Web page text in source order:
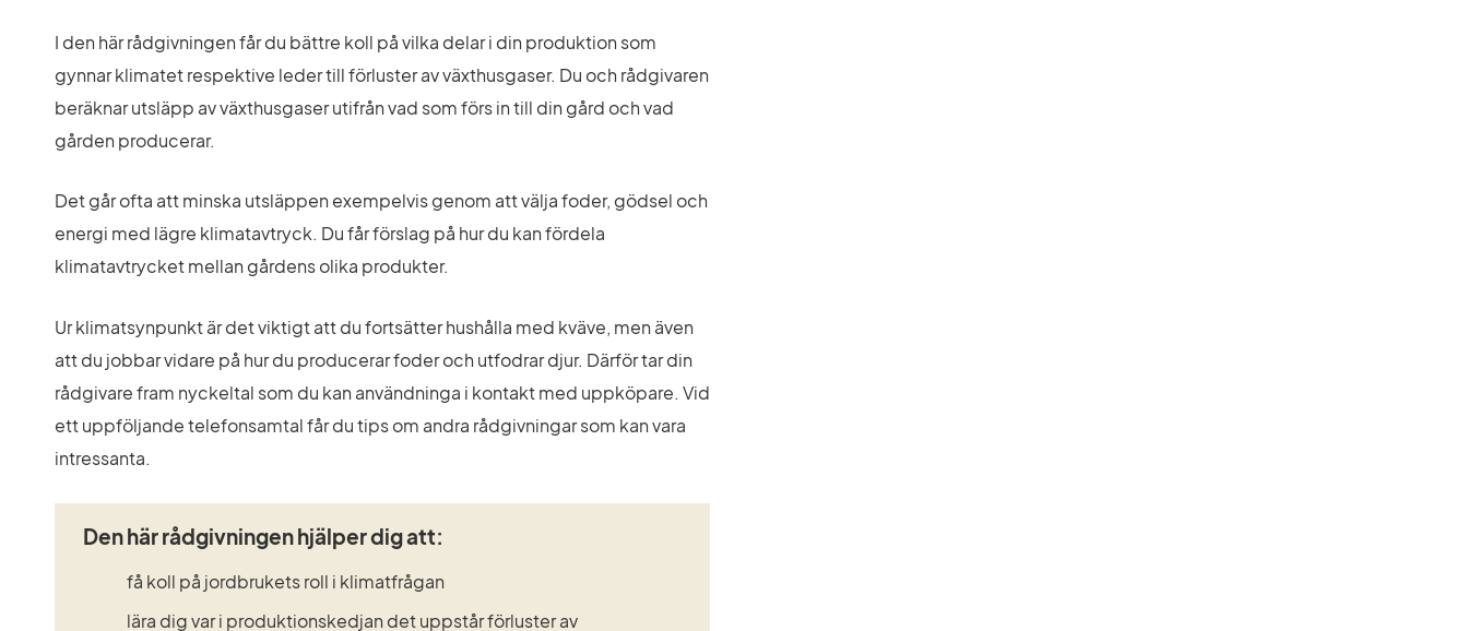
I den här rådgivningen får du bättre koll på vilka delar i din produktion som
gynnar klimatet respektive leder till förluster av växthusgaser. Du och rådgivaren
beräknar utsläpp av växthusgaser utifrån vad som förs in till din gård och vad
gården producerar.
Det går ofta att minska utsläppen exempelvis genom att välja foder, gödsel och
energi med lägre klimatavtryck. Du får förslag på hur du kan fördela
klimatavtrycket mellan gårdens olika produkter.
Ur klimatsynpunkt är det viktigt att du fortsätter hushålla med kväve, men även
att du jobbar vidare på hur du producerar foder och utfodrar djur. Därför tar din
rådgivare fram nyckeltal som du kan användninga i kontakt med uppköpare. Vid
ett uppföljande telefonsamtal får du tips om andra rådgivningar som kan vara
intressanta.
Den här rådgivningen hjälper dig att:
få koll på jordbrukets roll i klimatfrågan
lära dig var i produktionskedjan det uppstår förluster av